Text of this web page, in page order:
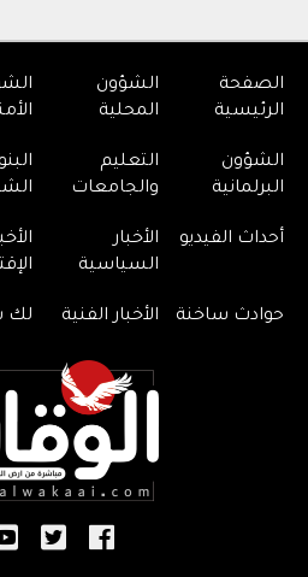
الصفحة
الرئيسية
الشؤون
المحلية
الشؤون
البرلمانية
التعليم
والجامعات
أحداث الفيديو
الأخبار
السياسية
حوادث ساخنة الأخبار الفنية لك